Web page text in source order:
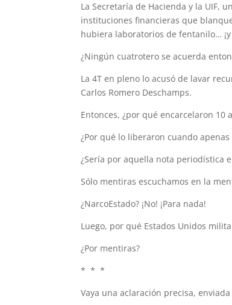
La Secretaría de Hacienda y la UIF,
instituciones financieras que
hubiera laboratorios de fentanilo…
¿Ningún cuatrotero se acuerda
La 4T en pleno lo acusó de lavar
Carlos Romero Deschamps.
Entonces, ¿por qué encarcelaron 10
¿Por qué lo liberaron cuando
¿Sería por aquella nota periodística
Sólo mentiras escuchamos en la
¿NarcoEstado? ¡No! ¡Para nada!
Luego, por qué Estados Unidos
¿Por mentiras?
* * *
Vaya una aclaración precisa,